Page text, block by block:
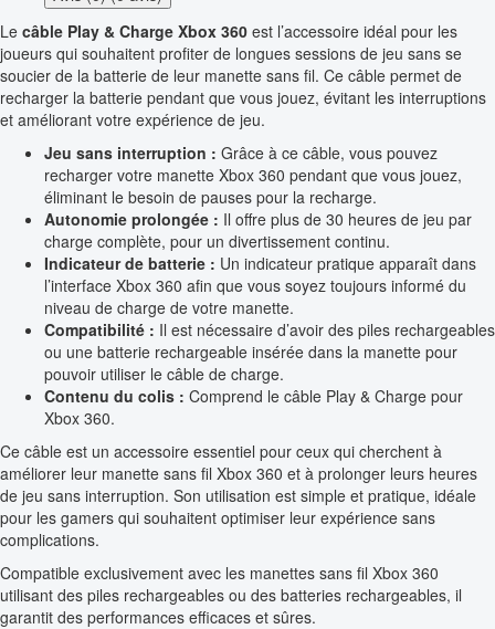
Le câble Play & Charge Xbox 360 est l’accessoire idéal pour les
joueurs qui souhaitent profiter de longues sessions de jeu sans se
soucier de la batterie de leur manette sans fil. Ce câble permet de
recharger la batterie pendant que vous jouez, évitant les interruptions
et améliorant votre expérience de jeu.
Jeu sans interruption : Grâce à ce câble, vous pouvez
recharger votre manette Xbox 360 pendant que vous jouez,
éliminant le besoin de pauses pour la recharge.
Autonomie prolongée : Il offre plus de 30 heures de jeu par
charge complète, pour un divertissement continu.
Indicateur de batterie : Un indicateur pratique apparaît dans
l’interface Xbox 360 afin que vous soyez toujours informé du
niveau de charge de votre manette.
Compatibilité : Il est nécessaire d’avoir des piles rechargeables
ou une batterie rechargeable insérée dans la manette pour
pouvoir utiliser le câble de charge.
Contenu du colis : Comprend le câble Play & Charge pour
Xbox 360.
Ce câble est un accessoire essentiel pour ceux qui cherchent à
améliorer leur manette sans fil Xbox 360 et à prolonger leurs heures
de jeu sans interruption. Son utilisation est simple et pratique, idéale
pour les gamers qui souhaitent optimiser leur expérience sans
complications.
Compatible exclusivement avec les manettes sans fil Xbox 360
utilisant des piles rechargeables ou des batteries rechargeables, il
garantit des performances efficaces et sûres.